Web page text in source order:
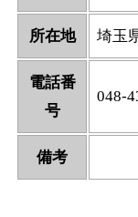
所在地 埼玉
電話番
号
048-
備考